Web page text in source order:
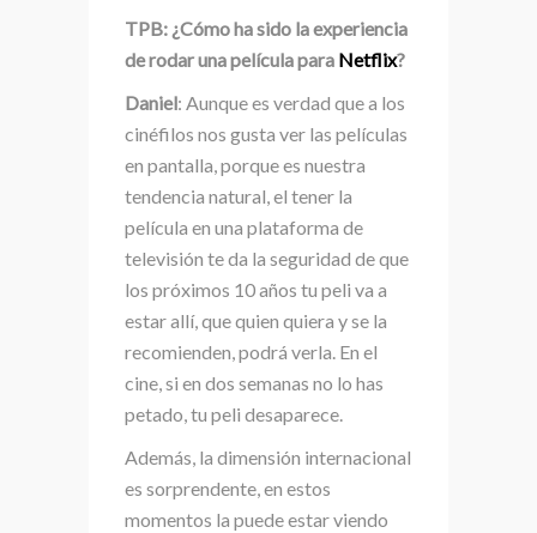
TPB: ¿Cómo ha sido la experiencia
de rodar una película para Netflix?
Daniel: Aunque es verdad que a los
cinéfilos nos gusta ver las películas
en pantalla, porque es nuestra
tendencia natural, el tener la
película en una plataforma de
televisión te da la seguridad de que
los próximos 10 años tu peli va a
estar allí, que quien quiera y se la
recomienden, podrá verla. En el
cine, si en dos semanas no lo has
petado, tu peli desaparece.
Además, la dimensión internacional
es sorprendente, en estos
momentos la puede estar viendo